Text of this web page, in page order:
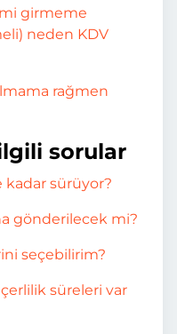
girmeme
neden KDV
rağmen
sorular
kadar sürüyor?
gönderilecek mi?
seçebilirim?
süreleri var